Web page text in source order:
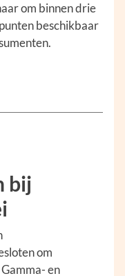
om binnen drie
beschikbaar
bij
om
en